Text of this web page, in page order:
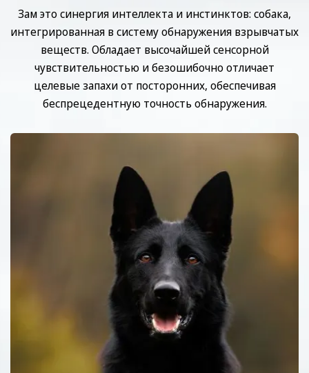
Зам это синергия интеллекта и инстинктов: собака,
интегрированная в систему обнаружения взрывчатых
веществ. Обладает высочайшей сенсорной
чувствительностью и безошибочно отличает
целевые запахи от посторонних, обеспечивая
беспрецедентную точность обнаружения.